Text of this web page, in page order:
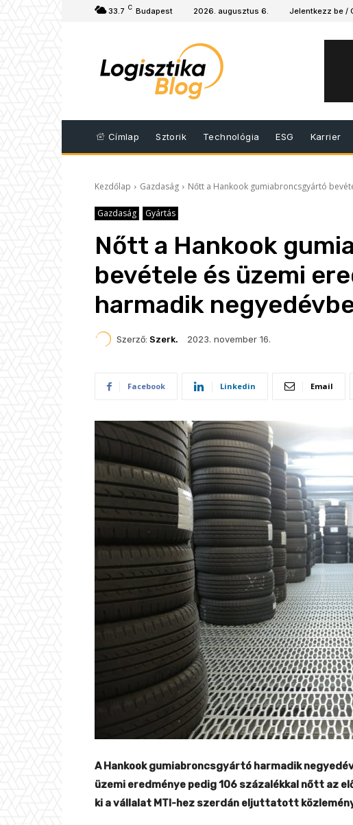
33.7 C Budapest 2026. augusztus 6. Jelentkezz be /
Címlap Sztorik Technológia ESG Karrier
Kezdőlap Gazdaság Nőtt a Hankook gumiabroncsgyártó
Gazdaság Gyártás
Nőtt a Hankook
bevétele és üzemi
harmadik
Szerző: Szerk. 2023. november 16.
Facebook Linkedin Email
A Hankook gumiabroncsgyártó harmadik
üzemi eredménye pedig 106 százalékkal nőtt az
ki a vállalat MTI-hez szerdán eljuttatott